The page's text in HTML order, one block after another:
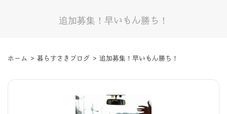
追加募集！早いもん勝ち！
ホーム > 暮らすさきブログ > 追加募集！早いもん勝ち！